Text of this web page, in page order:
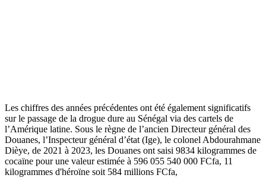
Les chiffres des années précédentes ont été également significatifs
sur le passage de la drogue dure au Sénégal via des cartels de
l’Amérique latine. Sous le règne de l’ancien Directeur général des
Douanes, l’Inspecteur général d’état (Ige), le colonel Abdourahmane
Dièye, de 2021 à 2023, les Douanes ont saisi 9834 kilogrammes de
cocaïne pour une valeur estimée à 596 055 540 000 FCfa, 11
kilogrammes d'héroïne soit 584 millions FCfa,